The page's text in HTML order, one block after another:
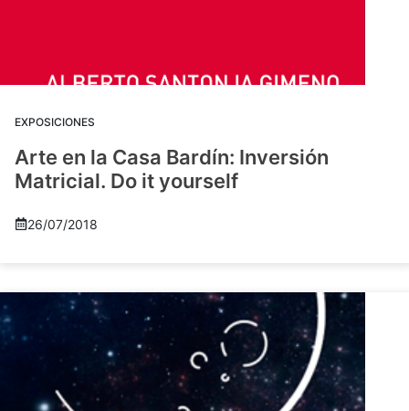
EXPOSICIONES
Arte en la Casa Bardín: Inversión
Matricial. Do it yourself
26/07/2018